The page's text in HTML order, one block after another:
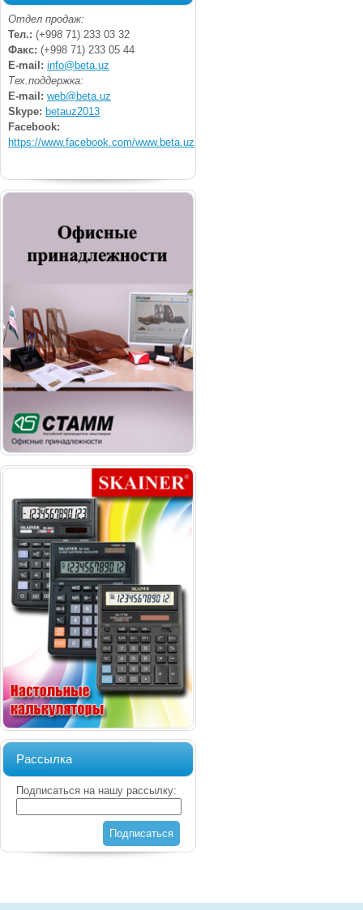
Отдел продаж:
Тел.: (+998 71) 233 03 32
Факс: (+998 71) 233 05 44
E-mail: info@beta.uz
Тех.поддержка:
E-mail: web@beta.uz
Skype: betauz2013
Facebook:
https://www.facebook.com/www.beta.uz
Рассылка
Подписаться на нашу рассылку:
Подписаться